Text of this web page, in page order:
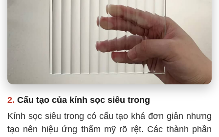
2. Cấu tạo của kính sọc siêu trong
Kính sọc siêu trong có cấu tạo khá đơn giản nhưng
tạo nên hiệu ứng thẩm mỹ rõ rệt. Các thành phần